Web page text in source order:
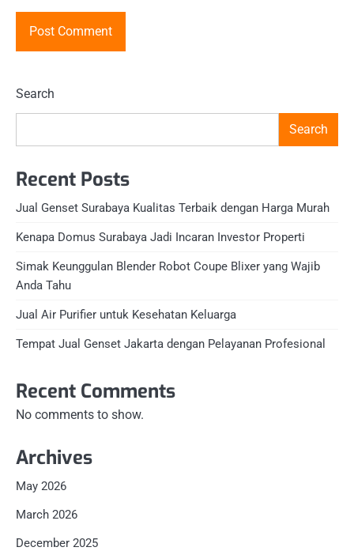
Search
Search
Recent Posts
Jual Genset Surabaya Kualitas Terbaik dengan Harga Murah
Kenapa Domus Surabaya Jadi Incaran Investor Properti
Simak Keunggulan Blender Robot Coupe Blixer yang Wajib
Anda Tahu
Jual Air Purifier untuk Kesehatan Keluarga
Tempat Jual Genset Jakarta dengan Pelayanan Profesional
Recent Comments
No comments to show.
Archives
May 2026
March 2026
December 2025